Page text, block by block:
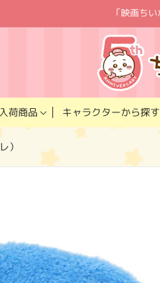
「映画ち
荷商品 キャラクターから探す
）